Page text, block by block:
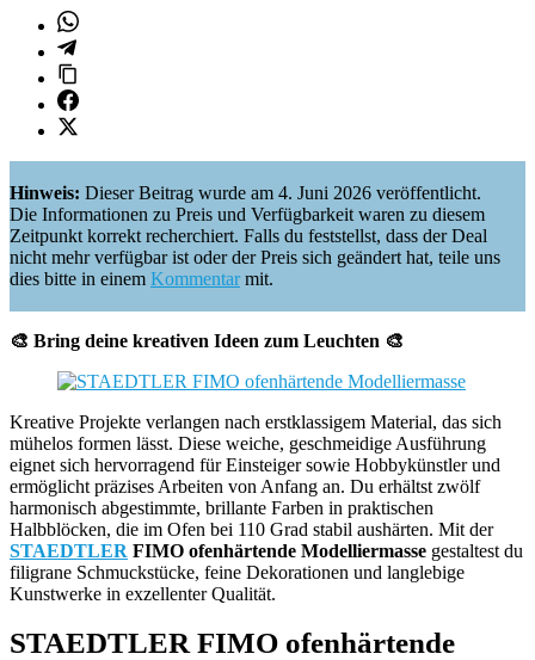
Hinweis: Dieser Beitrag wurde am 4. Juni 2026 veröffentlicht.
Die Informationen zu Preis und Verfügbarkeit waren zu diesem
Zeitpunkt korrekt recherchiert. Falls du feststellst, dass der Deal
nicht mehr verfügbar ist oder der Preis sich geändert hat, teile uns
dies bitte in einem Kommentarmit.
🎨 Bring deine kreativen Ideen zum Leuchten 🎨
Kreative Projekte verlangen nach erstklassigem Material, das sich
mühelos formen lässt. Diese weiche, geschmeidige Ausführung
eignet sich hervorragend für Einsteiger sowie Hobbykünstler und
ermöglicht präzises Arbeiten von Anfang an. Du erhältst zwölf
harmonisch abgestimmte, brillante Farben in praktischen
Halbblöcken, die im Ofen bei 110 Grad stabil aushärten. Mit der
STAEDTLER FIMO ofenhärtende Modelliermasse gestaltest du
filigrane Schmuckstücke, feine Dekorationen und langlebige
Kunstwerke in exzellenter Qualität.
STAEDTLER FIMO ofenhärtende